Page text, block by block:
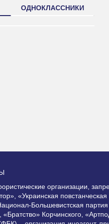
ОДНОКЛАССНИКИ
организации,
«Украинская
Большевистская
Корчинского,